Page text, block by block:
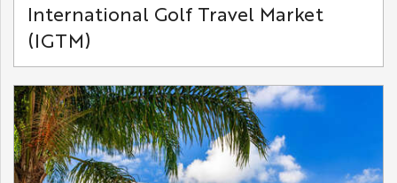
International Golf Travel Market
(IGTM)